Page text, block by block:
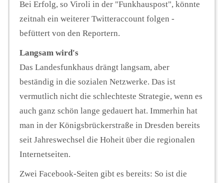
Bei Erfolg, so Viroli in der "Funkhauspost", könnte
zeitnah ein weiterer Twitteraccount folgen -
befüttert von den Reportern.
Langsam wird's
Das Landesfunkhaus drängt langsam, aber
beständig in die sozialen Netzwerke. Das ist
vermutlich nicht die schlechteste Strategie, wenn es
auch ganz schön lange gedauert hat. Immerhin hat
man in der Königsbrückerstraße in Dresden bereits
seit Jahreswechsel die Hoheit über die regionalen
Internetseiten.
Zwei Facebook-Seiten gibt es bereits: So ist die